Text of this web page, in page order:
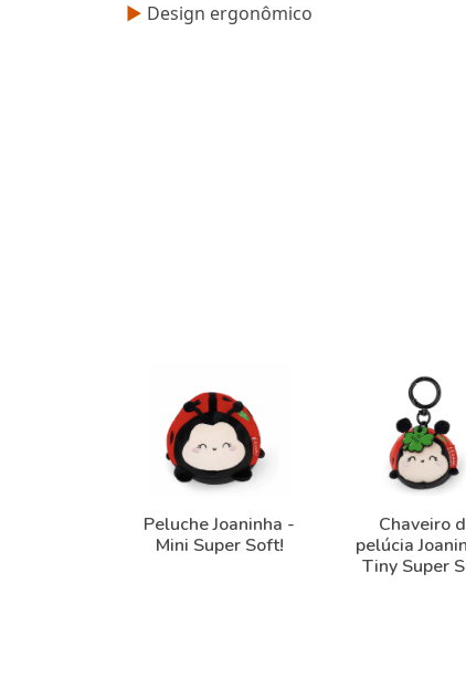
► Design ergonômico
Peluche Joaninha -
Mini Super Soft!
Chaveiro
pelúcia
Tiny Super